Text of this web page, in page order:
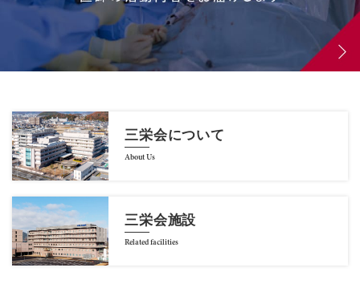
三栄会について
About Us
三栄会施設
Related facilities